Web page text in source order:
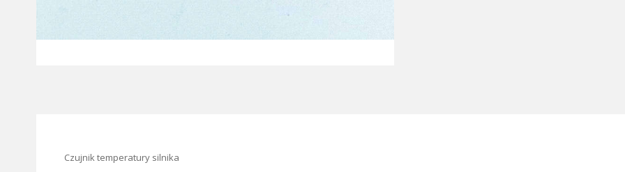
Czujnik temperatury silnika